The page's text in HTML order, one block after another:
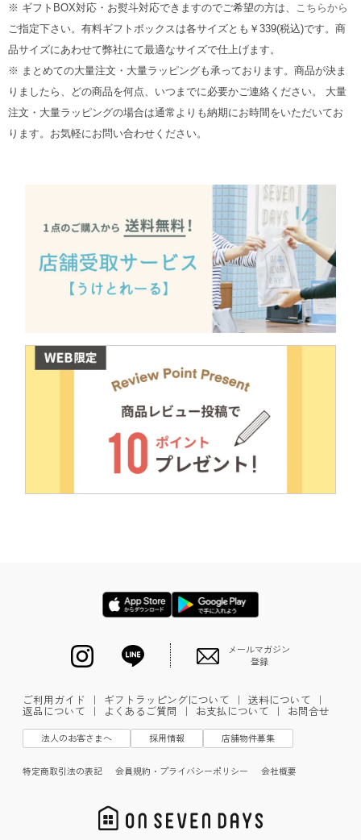
※ ギフトBOX対応・お熨斗対応できますのでご希望の方は、
こちらから
ご指定下さい。有料ギフトボックスは各サイズとも￥339(税込)です。商
品サイズにあわせて弊社にて最適なサイズで仕上げます。
※ まとめての大量注文・大量ラッピングも承っております。商品が決ま
りましたら、どの商品を何点、いつまでに必要かご連絡ください。 大量
注文・大量ラッピングの場合は通常よりも納期にお時間をいただいてお
ります。お気軽にお問い合わせください。
メールマガジン
登録
ご利用ガイド ｜ ギフトラッピングについて ｜ 送料について ｜
返品について ｜ よくあるご質問 ｜ お支払について ｜ お問合せ
法人のお客さまへ 採用情報 店舗物件募集
特定商取引法の表記 会員規約・プライバシーポリシー 会社概要